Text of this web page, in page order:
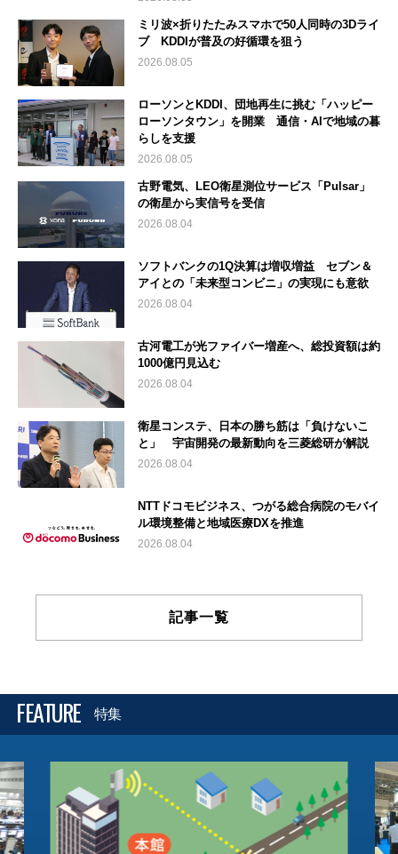
ミリ波×折りたたみスマホで50人同時の3Dライ
ブ KDDIが普及の好循環を狙う
2026.08.05
ローソンとKDDI、団地再生に挑む「ハッピー
ローソンタウン」を開業 通信・AIで地域の暮
らしを支援
2026.08.05
古野電気、LEO衛星測位サービス「Pulsar」
の衛星から実信号を受信
2026.08.04
ソフトバンクの1Q決算は増収増益 セブン＆
アイとの「未来型コンビニ」の実現にも意欲
2026.08.04
古河電工が光ファイバー増産へ、総投資額は約
1000億円見込む
2026.08.04
衛星コンステ、日本の勝ち筋は「負けないこ
と」 宇宙開発の最新動向を三菱総研が解説
2026.08.04
NTTドコモビジネス、つがる総合病院のモバイ
ル環境整備と地域医療DXを推進
2026.08.04
記事一覧
FEATURE 特集